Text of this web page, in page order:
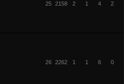
25 2158 2 1 4 2
26 2262 1 1 6 0